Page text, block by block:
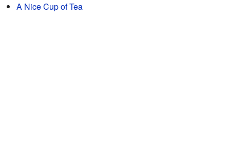
A Nice Cup of Tea